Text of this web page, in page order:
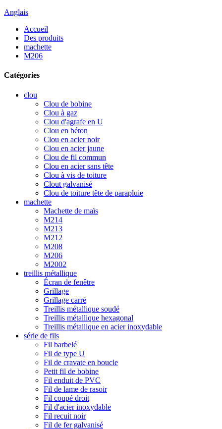
Anglais
Accueil
Des produits
machette
M206
Catégories
clou
Clou de bobine
Clou à gaz
Clou d'agrafe en U
Clou en béton
Clou en acier noir
Clou en acier jaune
Clou de fil commun
Clou en acier sans tête
Clou à vis de toiture
Clout galvanisé
Clou de toiture tête de parapluie
machette
Machette de maïs
M214
M213
M212
M208
M206
M2002
treillis métallique
Écran de fenêtre
Grillage
Grillage carré
Treillis métallique soudé
Treillis métallique hexagonal
Treillis métallique en acier inoxydable
série de fils
Fil barbelé
Fil de type U
Fil de cravate en boucle
Petit fil de bobine
Fil enduit de PVC
Fil de lame de rasoir
Fil coupé droit
Fil d'acier inoxydable
Fil recuit noir
Fil de fer galvanisé